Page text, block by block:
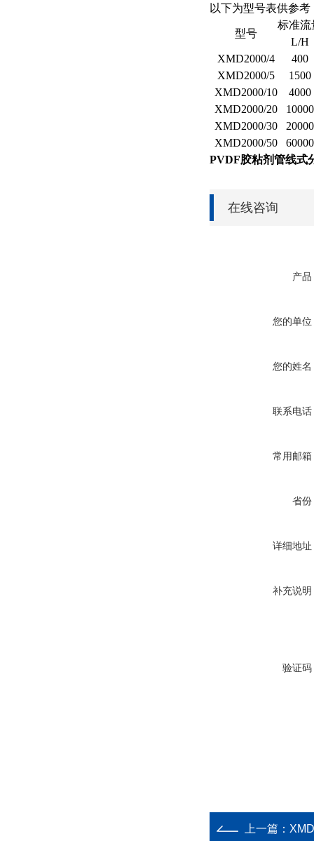
以下为型号表供参考
型号
标准流
L/H
XMD2000/4
400
XMD2000/5
1500
XMD2000/10
4000
XMD2000/20
10000
XMD2000/30
20000
XMD2000/50
60000
PVDF胶粘剂管线式
在线咨询
产品
您的单位
您的姓名
联系电话
常用邮箱
省份
详细地址
补充说明
验证码
上一篇：